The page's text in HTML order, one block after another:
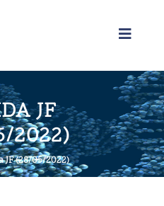
JF
2022)
JF (28/05/2022)